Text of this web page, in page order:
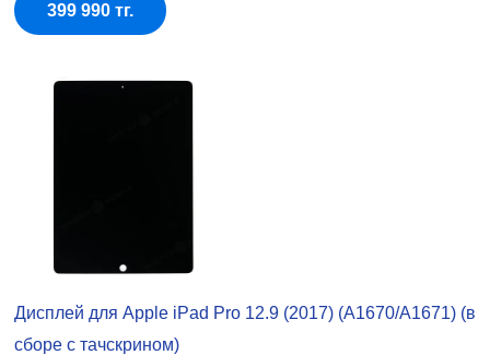
399 990 тг.
Дисплей для Apple iPad Pro 12.9 (2017) (A1670/A1671) (в
сборе с тачскрином)